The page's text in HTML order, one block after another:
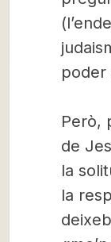
poder
Però,
de
la
la